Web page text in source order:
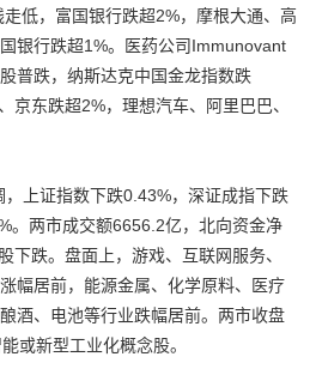
低，富国银行跌超2%，摩根大通、高
银行跌超1%。医药公司Immunovant
普跌，纳斯达克中国金龙指数跌
京东跌超2%，理想汽车、阿里巴巴、
上证指数下跌0.43%，深证成指下跌
。两市成交额6656.2亿，北向资金净
下跌。盘面上，游戏、互联网服务、
幅居前，能源金属、化学原料、医疗
酒、电池等行业跌幅居前。两市收盘
或新型工业化概念股。